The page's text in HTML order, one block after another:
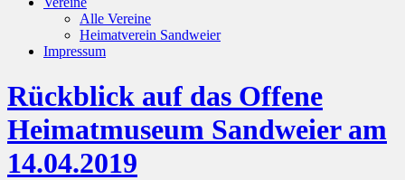
Alle Vereine
Heimatverein Sandweier
Impressum
Rückblick auf das Offene
Heimatmuseum Sandweier am
14.04.2019